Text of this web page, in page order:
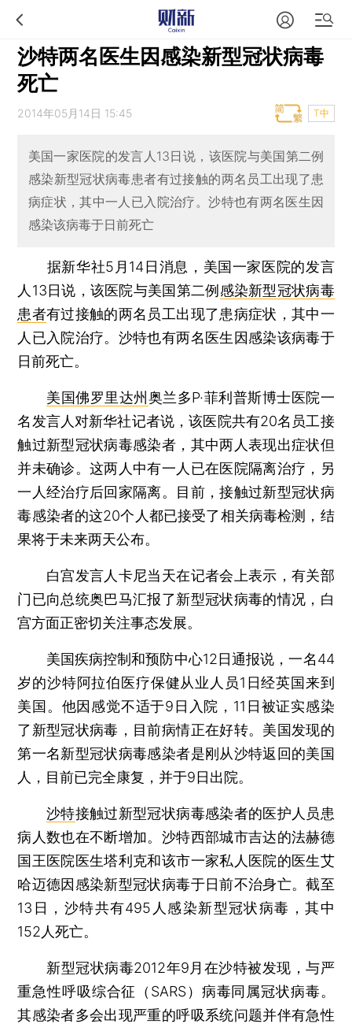
沙特两名医生因感染新型冠状病毒
死亡
2014年05月14日 15:45 T中
美国一家医院的发言人13日说，该医院与美国第二例
感染新型冠状病毒患者有过接触的两名员工出现了患
病症状，其中一人已入院治疗。沙特也有两名医生因
感染该病毒于日前死亡
据新华社5月14日消息，美国一家医院的发言
人13日说，该医院与美国第二例 感染新型冠状病毒
患者有过接触的两名员工出现了患病症状，其中一
人已入院治疗。沙特也有两名医生因感染该病毒于
日前死亡。
美国佛罗里达州 奥兰多P·菲利普斯博士医院一
名发言人对新华社记者说，该医院共有20名员工接
触过新型冠状病毒感染者，其中两人表现出症状但
并未确诊。这两人中有一人已在医院隔离治疗，另
一人经治疗后回家隔离。目前，接触过新型冠状病
毒感染者的这20个人都已接受了相关病毒检测，结
果将于未来两天公布。
白宫发言人卡尼当天在记者会上表示，有关部
门已向总统奥巴马汇报了新型冠状病毒的情况，白
宫方面正密切关注事态发展。
美国疾病控制和预防中心12日通报说，一名44
岁的沙特阿拉伯医疗保健从业人员1日经英国来到
美国。他因感觉不适于9日入院，11日被证实感染
了新型冠状病毒，目前病情正在好转。美国发现的
第一名新型冠状病毒感染者是刚从沙特返回的美国
人，目前已完全康复，并于9日出院。
沙特接触过新型冠状病毒感染者的医护人员患
病人数也在不断增加。沙特西部城市吉达的法赫德
国王医院医生塔利克和该市一家私人医院的医生艾
哈迈德因感染新型冠状病毒于日前不治身亡。截至
13日，沙特共有495人感染新型冠状病毒，其中
152人死亡。
新型冠状病毒2012年9月在沙特被发现，与严
重急性呼吸综合征（SARS）病毒同属冠状病毒。
其感染者多会出现严重的呼吸系统问题并伴有急性